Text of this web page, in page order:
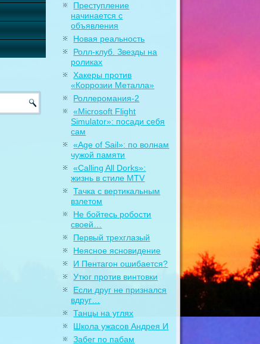
Преступление
начинается с
объявления
Новая реальность
Ролл-клуб. Звезды на
роликах
Хакеры против
«Коррозии Металла»
Роллеромания-2
«Microsoft Flight
Simulator»: посади себя
сам
«Age of Sail»: по волнам
чужой памяти
«Calling All Dorks»:
жизнь в стиле MTV
Тачка с вертикальным
взлетом
Не бойтесь робости
своей…
Первый трехглазый
Неясное ясновидение
И Пентагон ошибается?
Утюг против винтовки
Если друг не признался
вдруг…
Танцы на углях
Школа ужасов Андрея И
Забег по пабам